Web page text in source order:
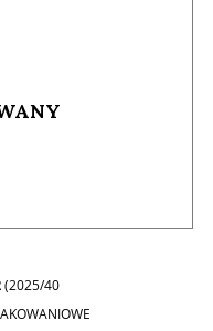
(2025/40